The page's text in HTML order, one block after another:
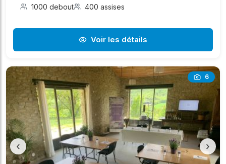
1000 debout 400 assises
Voir les détails
6
‹ ›